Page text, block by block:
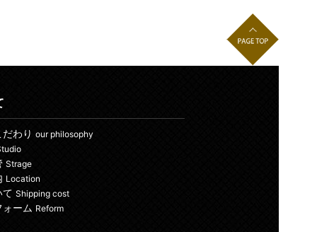
わり our philosophy
Strage
Location
て Shipping cost
ォーム Reform